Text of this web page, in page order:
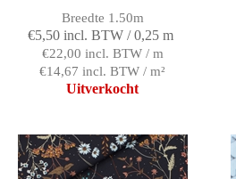
Breedte 1.50m
€5,50 incl. BTW / 0,25 m
€22,00 incl. BTW / m
€14,67 incl. BTW / m²
Uitverkocht